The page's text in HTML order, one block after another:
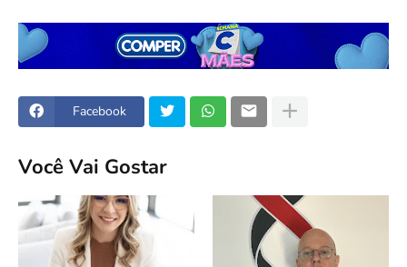
Facebook
Você Vai Gostar